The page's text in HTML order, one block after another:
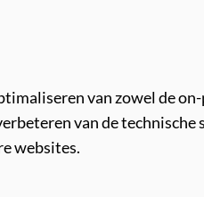
van zowel de
van de
websites.